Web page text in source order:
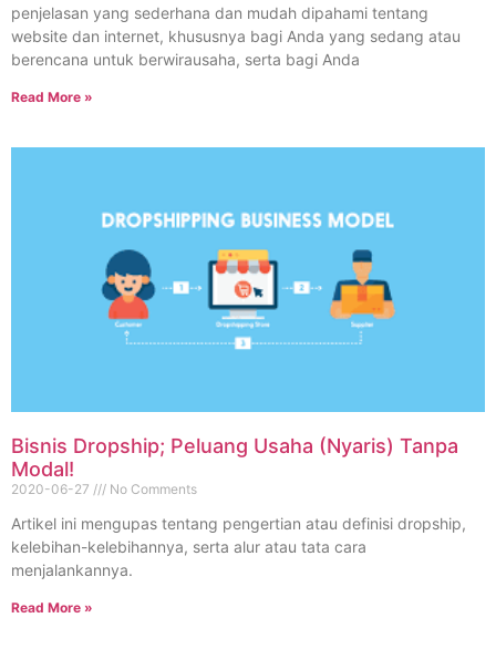
penjelasan yang sederhana dan mudah dipahami tentang
website dan internet, khususnya bagi Anda yang sedang atau
berencana untuk berwirausaha, serta bagi Anda
Read More »
Bisnis Dropship; Peluang Usaha (Nyaris) Tanpa
Modal!
2020-06-27 No Comments
Artikel ini mengupas tentang pengertian atau definisi dropship,
kelebihan-kelebihannya, serta alur atau tata cara
menjalankannya.
Read More »